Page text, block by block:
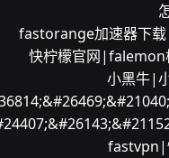
fastorange加速器下
快柠檬官网
小黑牛|
fastvpn|